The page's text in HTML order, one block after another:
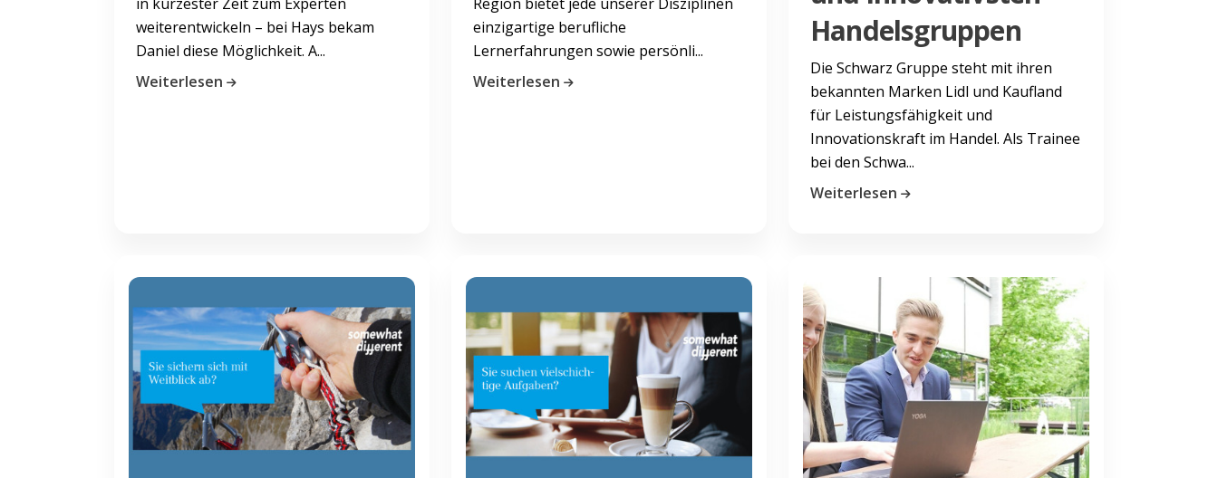
weiterentwickeln – bei Hays bekam
Daniel diese Möglichkeit. A...
Weiterlesen
einzigartige berufliche
Lernerfahrungen sowie persönli...
Weiterlesen
Handelsgruppen
Die Schwarz Gruppe steht mit ihren
bekannten Marken Lidl und Kaufland
für Leistungsfähigkeit und
Innovationskraft im Handel. Als Trainee
bei den Schwa...
Weiterlesen